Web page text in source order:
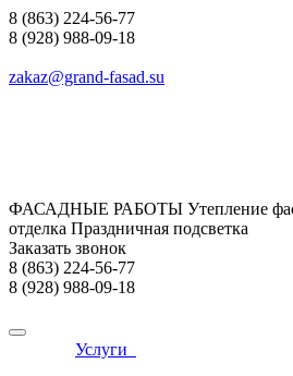
8 (863) 224-56-77
8 (928) 988-09-18
zakaz@grand-fasad.su
ФАСАДНЫЕ РАБОТЫ Утепление
отделка Праздничная подсветка
Заказать звонок
8 (863) 224-56-77
8 (928) 988-09-18
Услуги